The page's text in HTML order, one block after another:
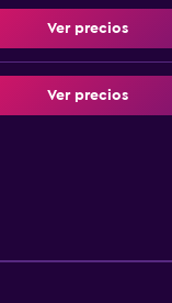
Ver precios
Ver precios